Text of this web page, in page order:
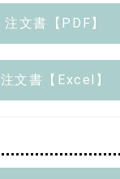
注文書【PDF】
注文書【Excel】